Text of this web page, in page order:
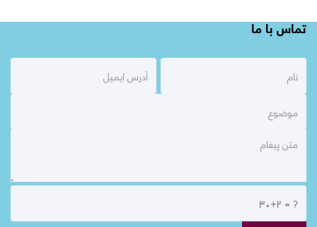
تماس با ما